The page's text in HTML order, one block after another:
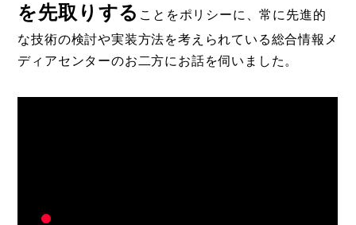
を先取りする ことをポリシーに、常に先進的
な技術の検討や実装方法を考えられている総合情報メ
ディアセンターのお二方にお話を伺いました。